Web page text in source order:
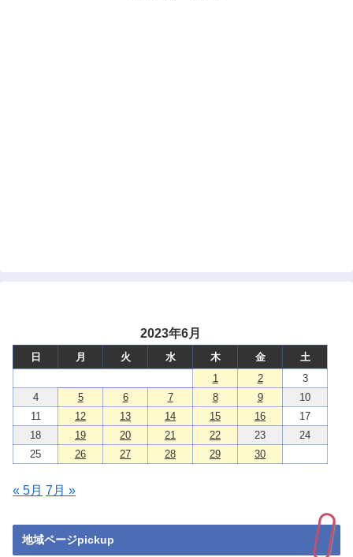
2023年6月
日 月 火 水 木 金
土
1
2
3
4
5 6 7 8 9
10
11
12 13 14 15 16
17
18
19 20 21 22 23
24
25
26 27 28 29 30
« 5月 7月 »
地域ページpickup